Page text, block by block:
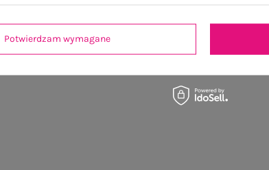
Potwierdzam wymagane